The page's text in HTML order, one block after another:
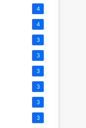
4
4
3
3
3
3
3
3